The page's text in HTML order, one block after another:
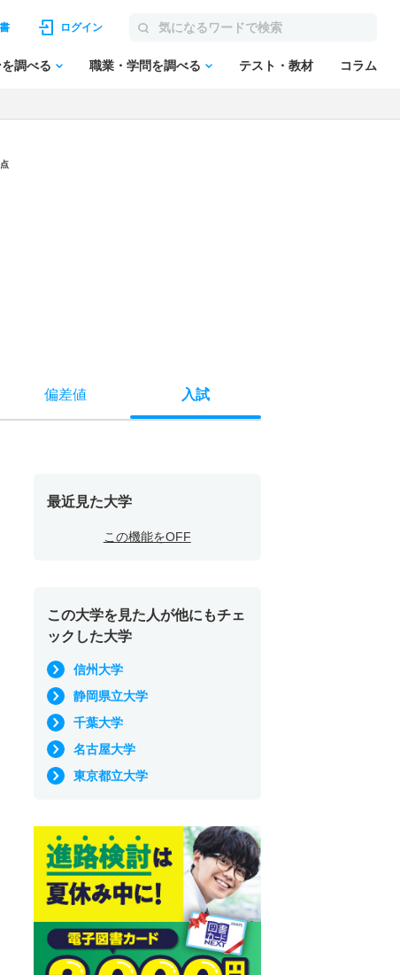
ログイン
調べる 職業・学問を調べる テスト・教材 コラム
偏差値 入試
最近見た大学
この機能をOFF
この大学を見た人が他にもチェ
ックした大学
信州大学
静岡県立大学
千葉大学
名古屋大学
東京都立大学